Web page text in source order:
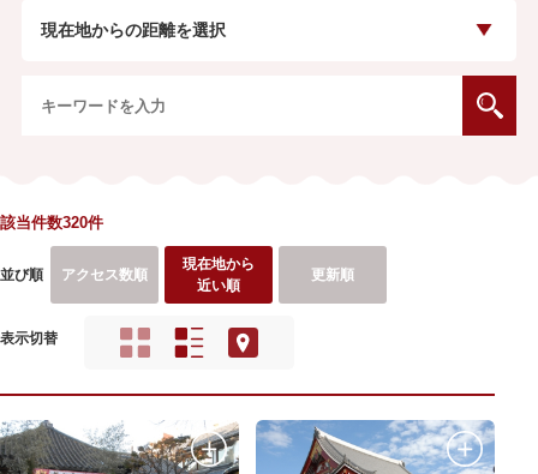
現在地からの距離を選択
該当件数320件
並び順 アクセス数順
現在地から
近い順
更新順
表示切替